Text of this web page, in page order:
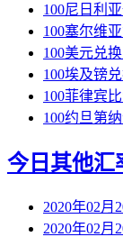
100尼日利
100塞尔维
100美元兑
100埃及镑
100菲律宾
100约旦第
今日其他汇
2020年02月
2020年02